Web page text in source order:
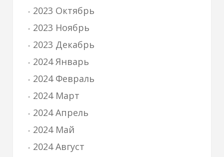
2023 Октябрь
2023 Ноябрь
2023 Декабрь
2024 Январь
2024 Февраль
2024 Март
2024 Апрель
2024 Май
2024 Август